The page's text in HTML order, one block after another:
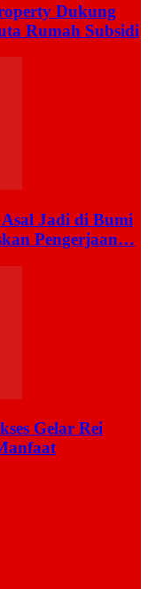
Dukung
Rumah Subsidi
Jadi di Bumi
Pengerjaan…
Gelar Rei